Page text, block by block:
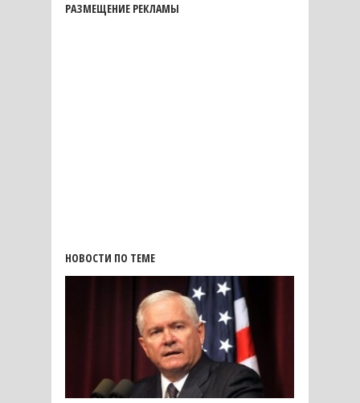
РАЗМЕЩЕНИЕ РЕКЛАМЫ
НОВОСТИ ПО ТЕМЕ